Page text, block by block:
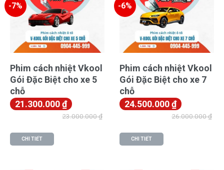
-7%
Phim cách nhiệt Vkool
Gói Đặc Biệt cho xe 5
chỗ
21.300.000₫
23.000.000₫
CHI TIẾT
-6%
Phim cách nhiệt Vkool
Gói Đặc Biệt cho xe 7
chỗ
24.500.000₫
26.000.000₫
CHI TIẾT